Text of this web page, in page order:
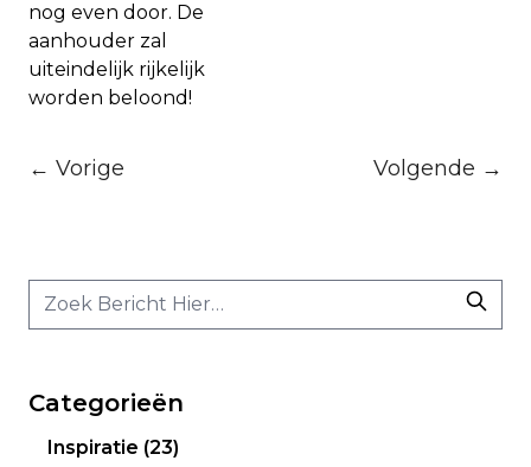
nog even door. De
aanhouder zal
uiteindelijk rijkelijk
worden beloond!
← Vorige Volgende →
Categorieën
Inspiratie (23)